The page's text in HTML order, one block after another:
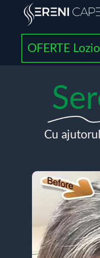
OFERTE
Cu